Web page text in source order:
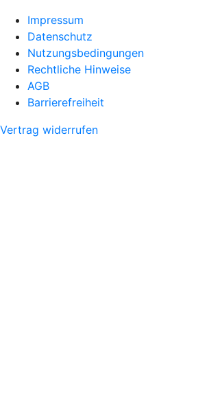
Impressum
Datenschutz
Nutzungsbedingungen
Rechtliche Hinweise
AGB
Barrierefreiheit
Vertrag widerrufen